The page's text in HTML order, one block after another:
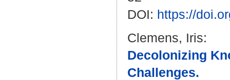
DOI: https://
Clemens, Iris:
Decolonizing
Challenges.